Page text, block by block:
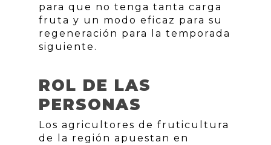
para que no tenga tanta carga
fruta y un modo eficaz para su
regeneración para la temporada
siguiente.
ROL DE LAS
PERSONAS
Los agricultores de fruticultura
de la región apuestan en